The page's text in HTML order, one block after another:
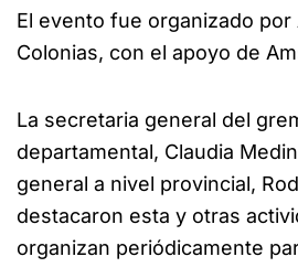
El evento fue organizado por
Colonias, con el apoyo de
La secretaria general del
departamental, Claudia
general a nivel provincial,
destacaron esta y otras
organizan periódicamente